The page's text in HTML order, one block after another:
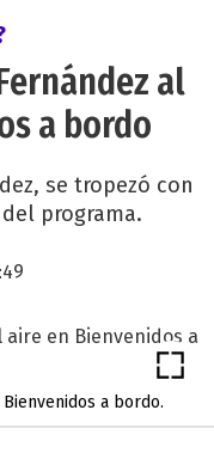
al
a bordo
se tropezó con
programa.
a bordo.